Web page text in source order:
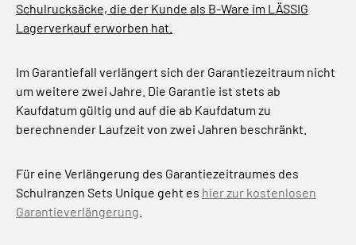
Schulrucksäcke, die der Kunde als B-Ware im LÄSSIG
Lagerverkauf erworben hat.
Im Garantiefall verlängert sich der Garantiezeitraum nicht
um weitere zwei Jahre. Die Garantie ist stets ab
Kaufdatum gültig und auf die ab Kaufdatum zu
berechnender Laufzeit von zwei Jahren beschränkt.
Für eine Verlängerung des Garantiezeitraumes des
Schulranzen Sets Unique geht es hier zur kostenlosen
Garantieverlängerung